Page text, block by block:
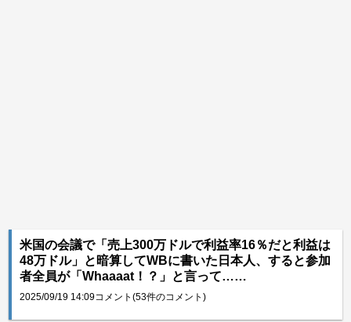
米国の会議で「売上300万ドルで利益率16％だと利益は
48万ドル」と暗算してWBに書いた日本人、すると参加
者全員が「Whaaaat！？」と言って……
2025/09/19 14:09コメント(53件のコメント)